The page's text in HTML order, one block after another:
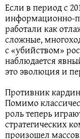
Если в период с
информационно-
работали как
сложные,
с «убийством»
наблюдается
это эволюция и
Противник
Помимо
роль теперь
стратегических
произошел